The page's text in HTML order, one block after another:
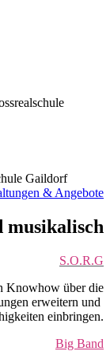
& Angebote
musikalisch
S.O.R.G
Knowhow über die
erweitern und
einbringen.
Big Band